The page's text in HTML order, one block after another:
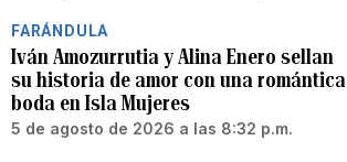
FARÁNDULA
Iván Amozurrutia y Alina Enero sellan
su historia de amor con una romántica
boda en Isla Mujeres
5 de agosto de 2026 a las 8:32 p.m.